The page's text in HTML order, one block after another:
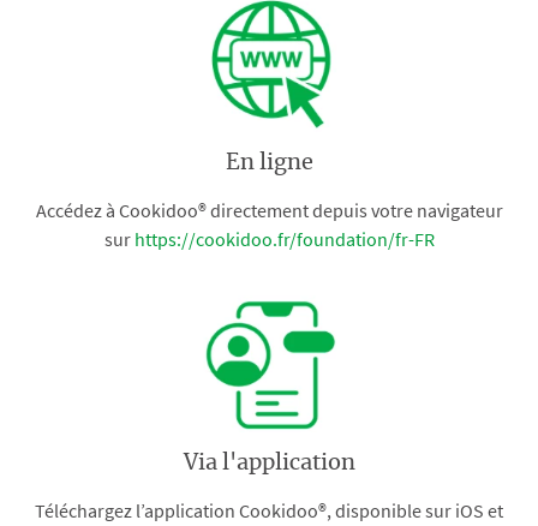
En ligne
Accédez à Cookidoo® directement depuis votre navigateur
sur https://cookidoo.fr/foundation/fr-FR
Via l'application
Téléchargez l’application Cookidoo®, disponible sur iOS et